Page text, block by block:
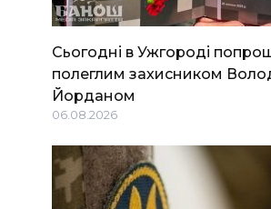
Сьогодні в Ужгороді
полеглим захисником
Йорданом
06.08.2026